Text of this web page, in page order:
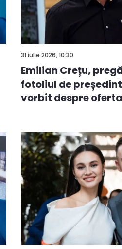
31 iulie 2026, 10:30
Emilian Crețu,
fotoliul de
vorbit despre